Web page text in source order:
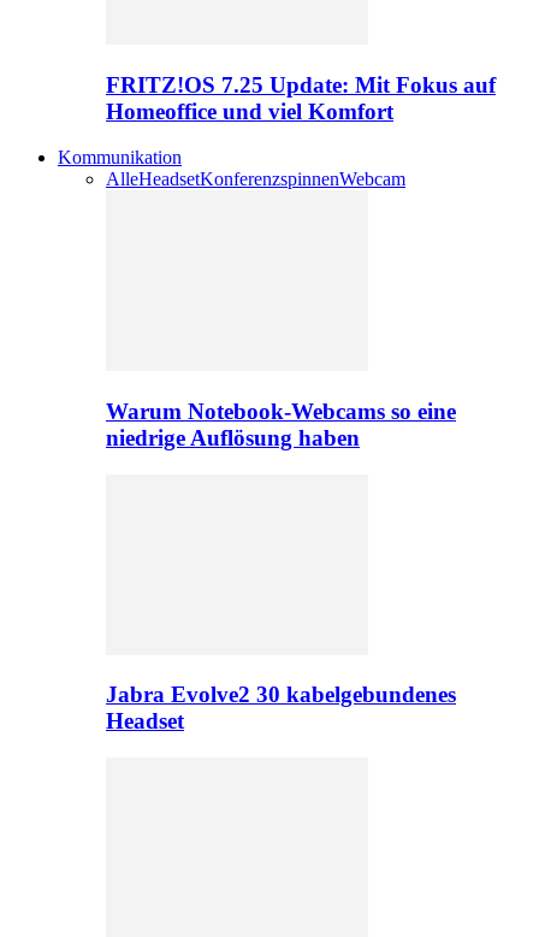
FRITZ!OS 7.25 Update: Mit Fokus auf
Homeoffice und viel Komfort
Kommunikation
AlleHeadsetKonferenzspinnenWebcam
Warum Notebook-Webcams so eine
niedrige Auflösung haben
Jabra Evolve2 30 kabelgebundenes
Headset